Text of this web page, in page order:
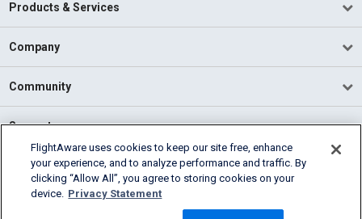
Products & Services
Company
Community
Support
English (USA)
2026 FlightAware
Cookie Settings
FlightAware uses cookies to keep our site free, enhance
your experience, and to analyze performance and traffic. By
clicking “Allow All”, you agree to storing cookies on your
device. Privacy Statement